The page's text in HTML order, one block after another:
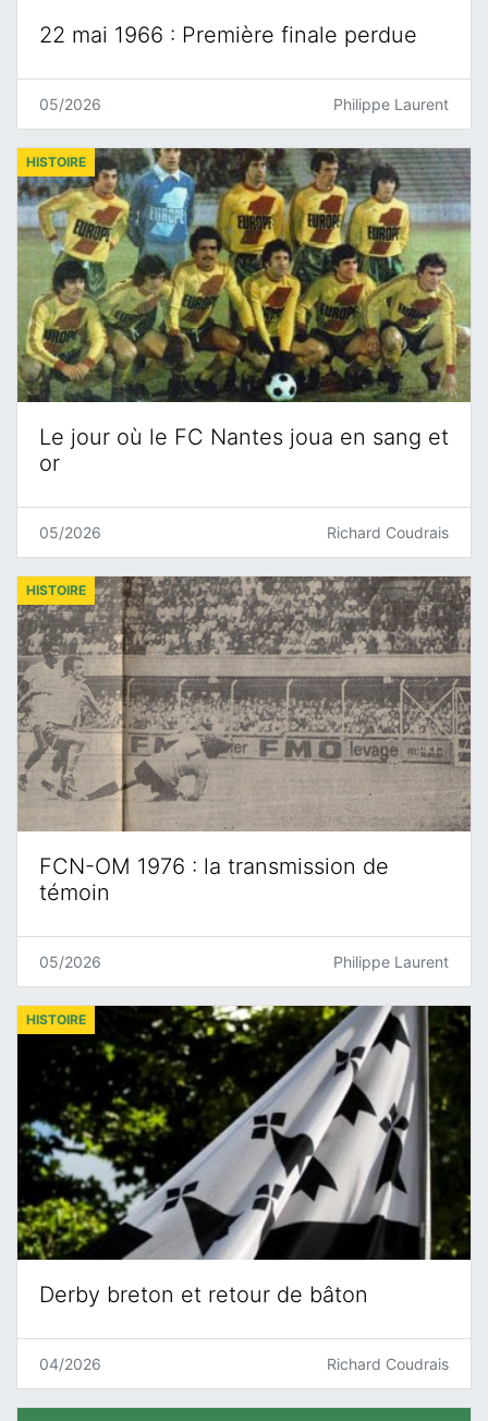
22 mai 1966 : Première finale perdue
05/2026 Philippe Laurent
Le jour où le FC Nantes joua en sang et
or
HISTOIRE
05/2026 Richard Coudrais
FCN-OM 1976 : la transmission de
témoin
HISTOIRE
05/2026 Philippe Laurent
Derby breton et retour de bâton
HISTOIRE
04/2026 Richard Coudrais